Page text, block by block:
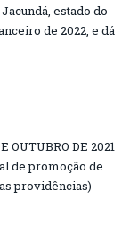
estado do
de 2022, e dá
OUTUBRO DE 2021
de promoção de
providências)